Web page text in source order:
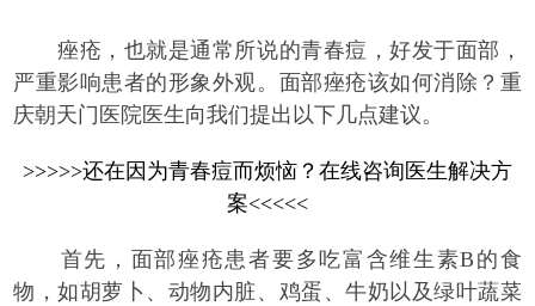
痤疮，也就是通常所说的青春痘，好发于面部，
严重影响患者的形象外观。面部痤疮该如何消除？重
庆朝天门医院医生向我们提出以下几点建议。
>>>>>还在因为青春痘而烦恼？在线咨询医生解决方
案<<<<<
首先，面部痤疮患者要多吃富含维生素B的食
物，如胡萝卜、动物内脏、鸡蛋、牛奶以及绿叶蔬菜